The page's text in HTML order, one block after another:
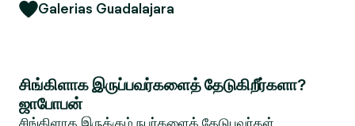
Galerias Guadalajara
சிங்கிளாக இருப்பவர்களைத் தேடுகிறீர்களா?
ஜாபோபன்
சிங்கிளாக இருக்கும் நபர்களைத் தேடுபவர்கள்